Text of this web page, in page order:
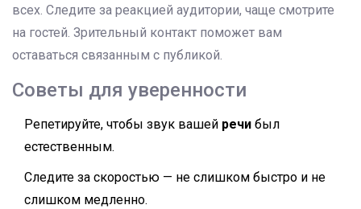
всех. Следите за реакцией аудитории, чаще смотрите
на гостей. Зрительный контакт поможет вам
оставаться связанным с публикой.
Советы для уверенности
Репетируйте, чтобы звук вашей речи был
естественным.
Следите за скоростью — не слишком быстро и не
слишком медленно.